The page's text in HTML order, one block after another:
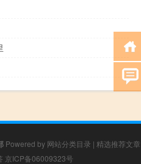
Powered by 网站分类目录 | 精选推荐文章
京ICP备06009323号